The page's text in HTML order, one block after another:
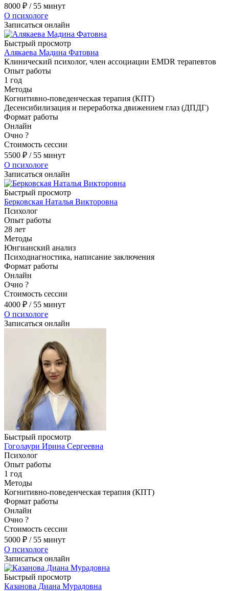
8000 ₽ / 55 минут
О психологе
Записаться онлайн
Быстрый просмотр
Алякаева Мадина Фатовна
Клинический психолог, член ассоциации EMDR терапевтов
Опыт работы
1 год
Методы
Когнитивно-поведенческая терапия (КПТ)
Десенсибилизация и переработка движением глаз (ДПДГ)
Формат работы
Онлайн
Очно ?
Стоимость сессии
5500 ₽ / 55 минут
О психологе
Записаться онлайн
Быстрый просмотр
Берковская Наталья Викторовна
Психолог
Опыт работы
28 лет
Методы
Юнгианский анализ
Психодиагностика, написание заключения
Формат работы
Онлайн
Очно ?
Стоимость сессии
4000 ₽ / 55 минут
О психологе
Записаться онлайн
Быстрый просмотр
Гоголаури Ирина Сергеевна
Психолог
Опыт работы
1 год
Методы
Когнитивно-поведенческая терапия (КПТ)
Формат работы
Онлайн
Очно ?
Стоимость сессии
5000 ₽ / 55 минут
О психологе
Записаться онлайн
Быстрый просмотр
Казанова Диана Мурадовна